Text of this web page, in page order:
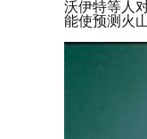
沃伊特等人
能使预测火